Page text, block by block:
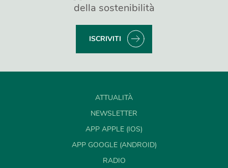
della sostenibilità
ISCRIVITI
ATTUALITÀ
NEWSLETTER
APP APPLE (IOS)
APP GOOGLE (ANDROID)
RADIO